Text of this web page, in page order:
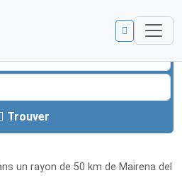
Trouver
un rayon de 50 km de Mairena del